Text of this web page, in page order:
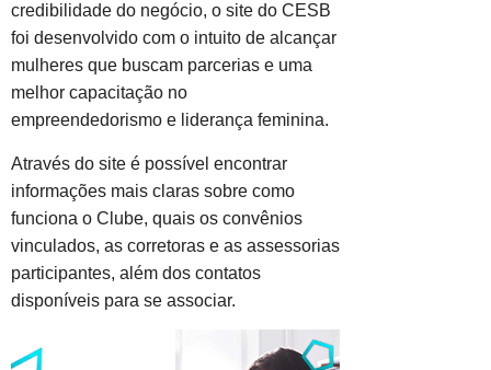
credibilidade do negócio, o site do CESB
foi desenvolvido com o intuito de alcançar
mulheres que buscam parcerias e uma
melhor capacitação no
empreendedorismo e liderança feminina.
Através do site é possível encontrar
informações mais claras sobre como
funciona o Clube, quais os convênios
vinculados, as corretoras e as assessorias
participantes, além dos contatos
disponíveis para se associar.